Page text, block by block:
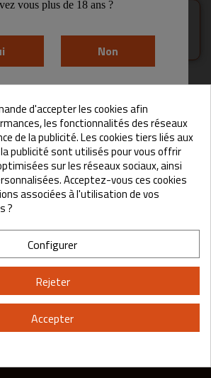
vous plus de 18 ans ?
Non
Politique de confidentialité.
La Grave Figeac
pour le moment
produits seront affichés ici au fur
ajoutés.
d'accepter les cookies afin
les fonctionnalités des réseaux
de la publicité. Les cookies tiers liés aux
publicité sont utilisés pour vous offrir
sur les réseaux sociaux, ainsi
Acceptez-vous ces cookies
associées à l'utilisation de vos
?
Configurer
Rejeter
Accepter